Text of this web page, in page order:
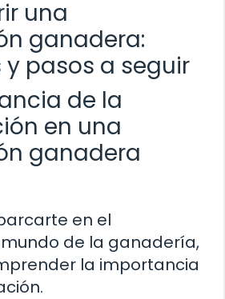
una
ganadera:
pasos a seguir
de la
en una
ganadera
en el
de la ganadería,
la importancia